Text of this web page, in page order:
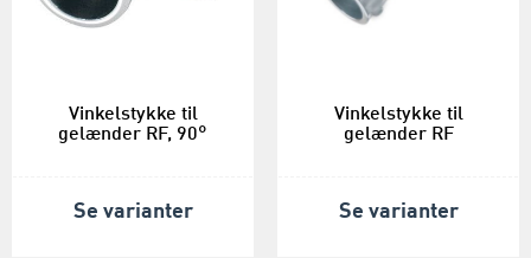
Vinkelstykke til
gelænder RF, 90°
Se varianter
Vinkelstykke til
gelænder RF
Se varianter